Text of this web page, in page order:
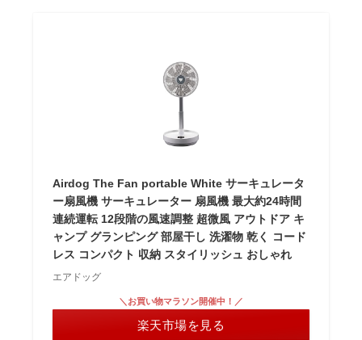
Airdog The Fan portable White サーキュレータ
ー扇風機 サーキュレーター 扇風機 最大約24時間
連続運転 12段階の風速調整 超微風 アウトドア キ
ャンプ グランピング 部屋干し 洗濯物 乾く コード
レス コンパクト 収納 スタイリッシュ おしゃれ
エアドッグ
＼お買い物マラソン開催中！／
楽天市場を見る